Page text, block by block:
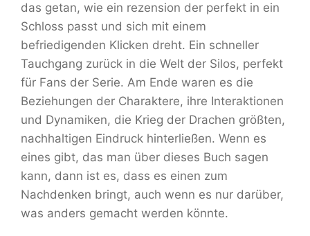
das getan, wie ein rezension der perfekt in ein
Schloss passt und sich mit einem
befriedigenden Klicken dreht. Ein schneller
Tauchgang zurück in die Welt der Silos, perfekt
für Fans der Serie. Am Ende waren es die
Beziehungen der Charaktere, ihre Interaktionen
und Dynamiken, die Krieg der Drachen größten,
nachhaltigen Eindruck hinterließen. Wenn es
eines gibt, das man über dieses Buch sagen
kann, dann ist es, dass es einen zum
Nachdenken bringt, auch wenn es nur darüber,
was anders gemacht werden könnte.